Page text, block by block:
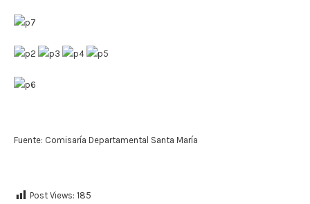
Fuente: Comisaría Departamental Santa María
Post Views: 185